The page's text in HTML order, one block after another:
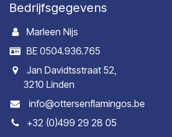
Bedrijfsgegevens
Marleen Nijs
BE 0504.936.765
Jan Davidtsstraat 52,
3210 Linden
info@ottersenflamingos.be
+32 (0)499 29 28 05